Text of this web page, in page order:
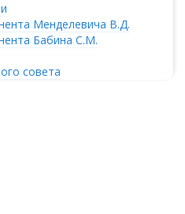
Менделевича В.Д.
Бабина С.М.
совета